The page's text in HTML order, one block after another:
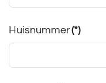
Huisnummer(*)